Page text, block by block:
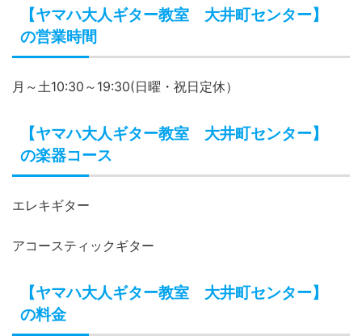
【ヤマハ大人ギター教室 大井町センター】
の営業時間
月～土10:30～19:30(日曜・祝日定休）
【ヤマハ大人ギター教室 大井町センター】
の楽器コース
エレキギター
アコースティックギター
【ヤマハ大人ギター教室 大井町センター】
の料金